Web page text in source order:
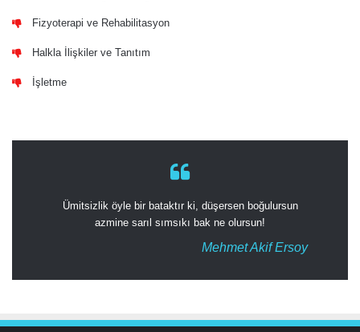
Fizyoterapi ve Rehabilitasyon
Halkla İlişkiler ve Tanıtım
İşletme
Ümitsizlik öyle bir bataktır ki, düşersen boğulursun
azmine sarıl sımsıkı bak ne olursun!
Mehmet Akif Ersoy